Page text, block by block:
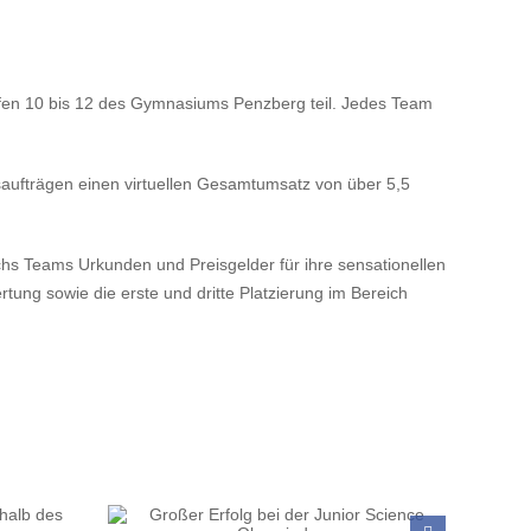
10 bis 12 des Gymnasiums Penzberg teil. Jedes Team
einen virtuellen Gesamtumsatz von über 5,5
Teams Urkunden und Preisgelder für ihre sensationellen
sowie die erste und dritte Platzierung im Bereich